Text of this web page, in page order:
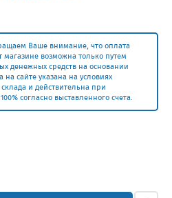
Ваше внимание, что оплата
магазине возможна только путем
денежных средств на основании
на сайте указана на условиях
и действительна при
согласно выставленного счета.